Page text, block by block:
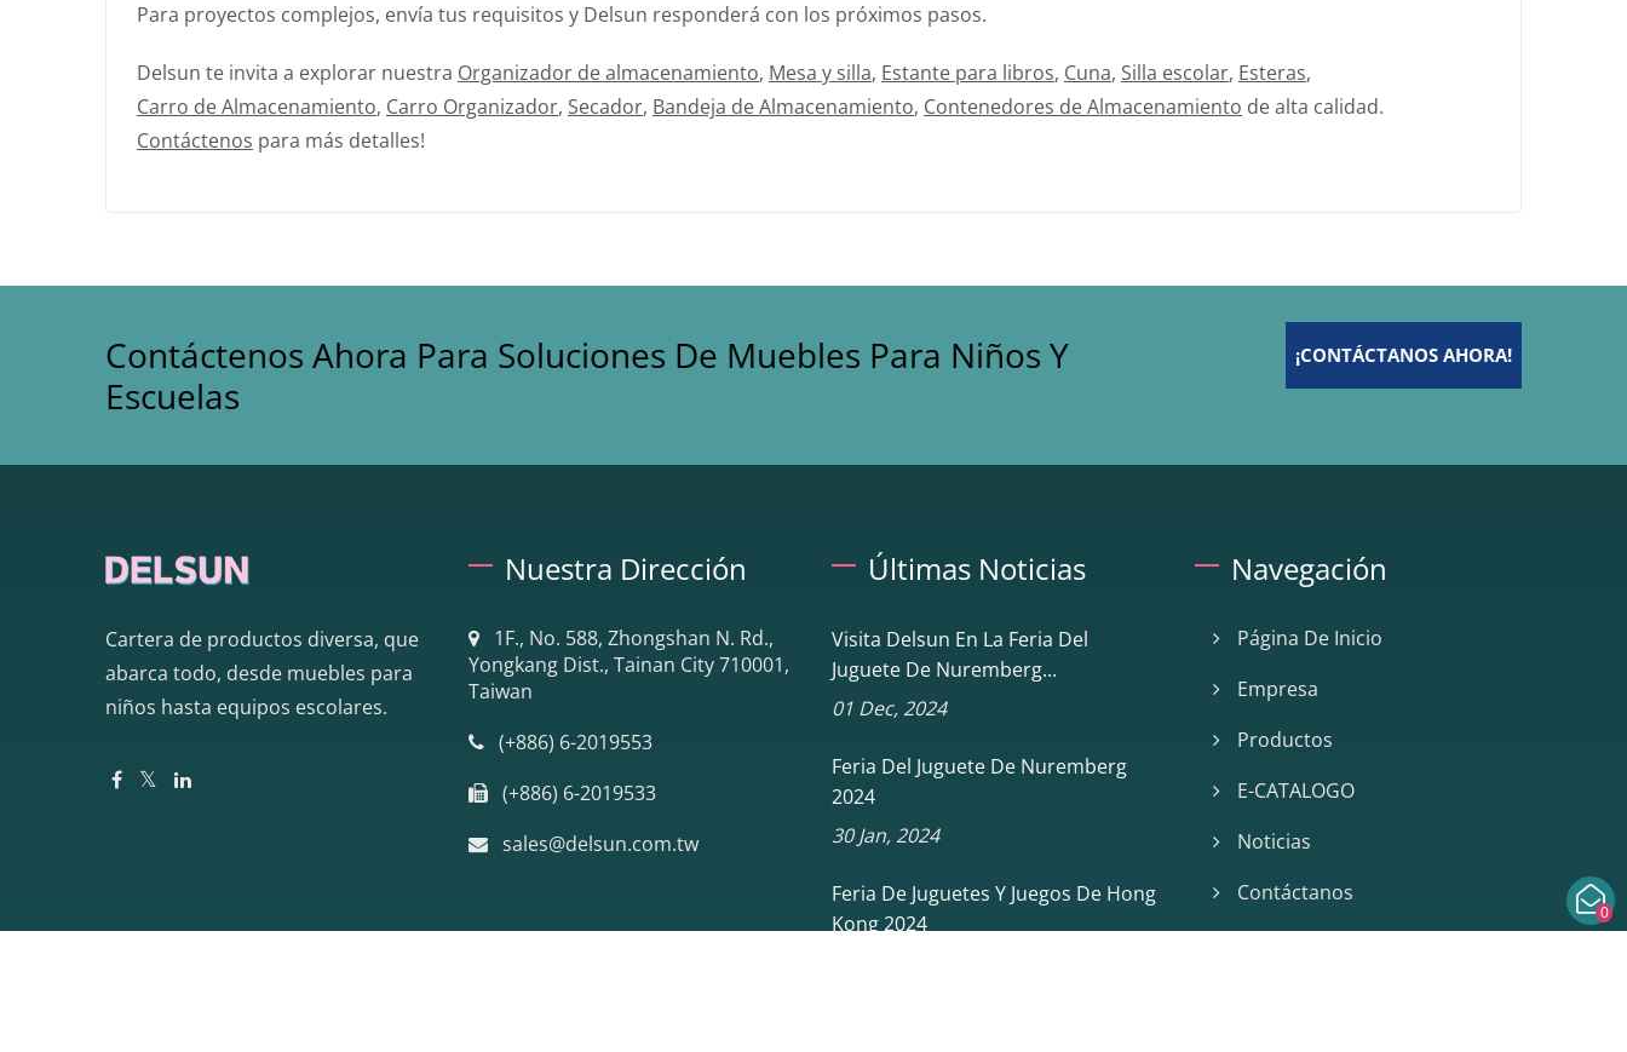
0
Para proyectos complejos, envía tus requisitos y Delsun responderá con los próximos pasos.
Delsun te invita a explorar nuestra Organizador de almacenamiento, Mesa y silla, Estante para libros, Cuna, Silla escolar, Esteras,
Carro de Almacenamiento, Carro Organizador, Secador, Bandeja de Almacenamiento, Contenedores de Almacenamiento de alta calidad.
Contáctenos para más detalles!
Contáctenos Ahora Para Soluciones De Muebles Para Niños Y
Escuelas
¡CONTÁCTANOS AHORA!
Cartera de productos diversa, que
abarca todo, desde muebles para
niños hasta equipos escolares.
Nuestra Dirección
1F., No. 588, Zhongshan N. Rd.,
Yongkang Dist., Tainan City 710001,
Taiwan
(+886) 6-2019553
(+886) 6-2019533
sales@delsun.com.tw
Últimas Noticias
Visita Delsun En La Feria Del
Juguete De Nuremberg...
01 Dec, 2024
Feria Del Juguete De Nuremberg
2024
30 Jan, 2024
Feria De Juguetes Y Juegos De Hong
Kong 2024
Navegación
Página De Inicio
Empresa
Productos
E-CATALOGO
Noticias
Contáctanos